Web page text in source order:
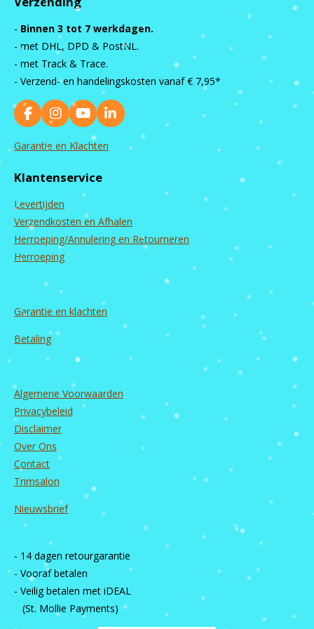
- Binnen 3 tot 7 werkdagen.
- met DHL, DPD & PostNL.
- met Track & Trace.
- Verzend- en handelingskosten vanaf € 7,95*
F
a
c
o
k
I
n
s
g
a
m
Y
o
u
b
e
L
i
Garantie en Klachten
Klantenservice
Levertijden
Verzendkosten en Afhalen
Herroeping/Annulering en Retourneren
Herroeping
Garantie en klachten
Betaling
Algemene Voorwaarden
Privacybeleid
Disclaimer
Over Ons
Contact
Trimsalon
Nieuwsbrief
- 14 dagen retourgarantie
- Vooraf betalen
- Veilig betalen met iDEAL
(St. Mollie Payments)